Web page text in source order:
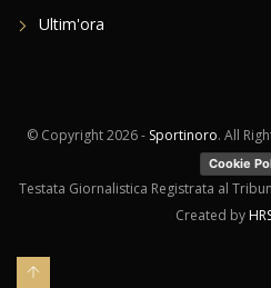
Ultim'ora
© Copyright2026 - Sportinoro. All
Cookie
Testata Giornalistica Registrata al
Created by